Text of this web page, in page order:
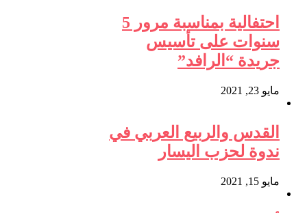
احتفالية بمناسبة مرور 5
سنوات على تأسيس
جريدة “الرافد”
مايو 23, 2021
القدس والربيع العربي في
ندوة لحزب اليسار
مايو 15, 2021